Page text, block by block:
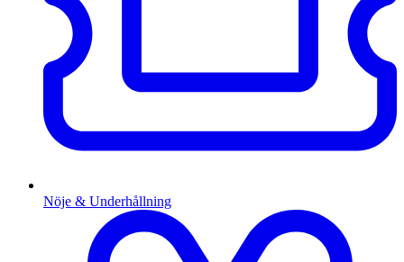
Nöje & Underhållning